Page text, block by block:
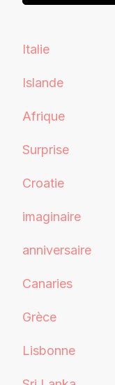
Italie
Islande
Afrique
Surprise
Croatie
imaginaire
anniversaire
Canaries
Grèce
Lisbonne